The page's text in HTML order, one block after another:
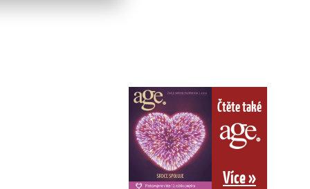
Čtěte také
Více »